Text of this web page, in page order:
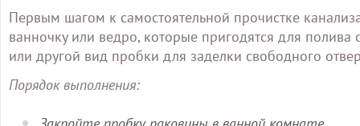
Первым шагом к самостоятельной прочистке
ванночку или ведро, которые пригодятся для
или другой вид пробки для заделки свободного
Порядок выполнения: